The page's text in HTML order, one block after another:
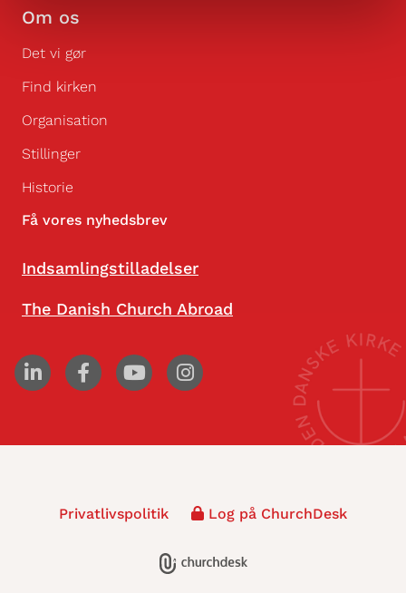
Om os
Det vi gør
Find kirken
Organisation
Stillinger
Historie
Få vores nyhedsbrev
Indsamlingstilladelser
The Danish Church Abroad
Privatlivspolitik Log på ChurchDesk